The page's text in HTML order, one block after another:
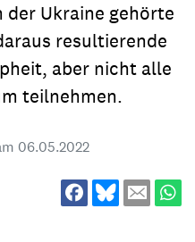
der Ukraine gehörte
resultierende
aber nicht alle
teilnehmen.
06.05.2022